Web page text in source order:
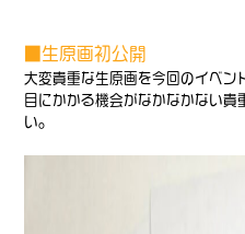
■生原画初公開
大変貴重な生原画を今回のイベン
目にかかる機会がなかなかない貴
い。